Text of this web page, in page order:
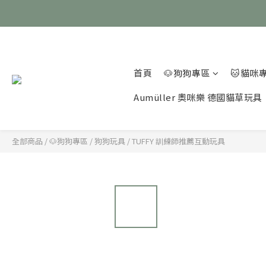
首頁 🐶狗狗專區
🐱貓咪
Aumüller 奧咪樂 德國貓草玩具
全部商品 /🐶狗狗專區 /狗狗玩具 /TUFFY 訓練師推薦互動玩具